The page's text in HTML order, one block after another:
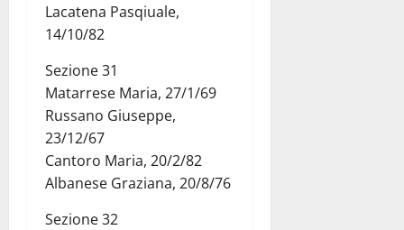
Lacatena Pasqiuale,
14/10/82
Sezione 31
Matarrese Maria, 27/1/69
Russano Giuseppe,
23/12/67
Cantoro Maria, 20/2/82
Albanese Graziana, 20/8/76
Sezione 32